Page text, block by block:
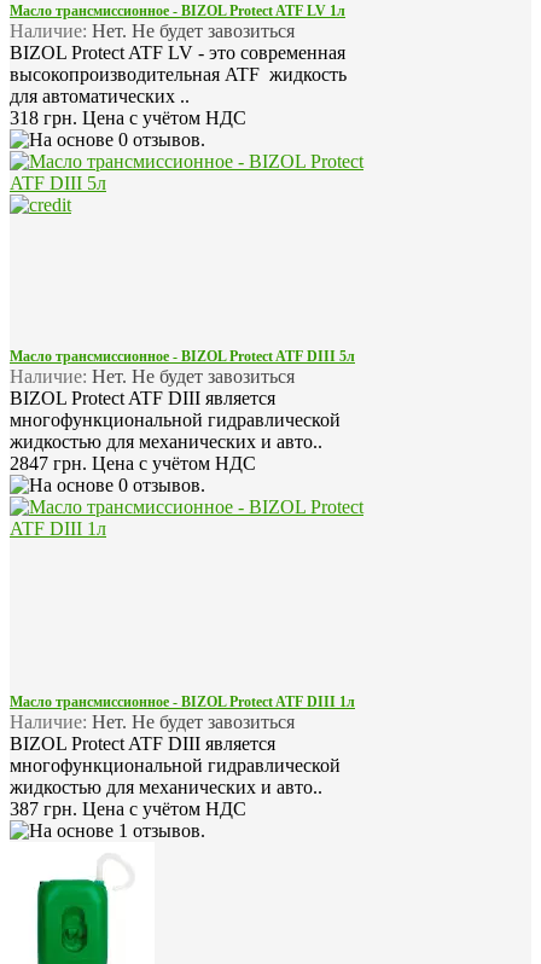
Масло трансмиссионное - BIZOL Protect ATF LV 1л
Наличие: Нет. Не будет завозиться
BIZOL Protect ATF LV - это современная
высокопроизводительная ATF жидкость
для автоматических ..
318 грн. Цена с учётом НДС
Масло трансмиссионное - BIZOL Protect ATF DIII 5л
Наличие: Нет. Не будет завозиться
BIZOL Protect ATF DIII является
многофункциональной гидравлической
жидкостью для механических и авто..
2847 грн. Цена с учётом НДС
Масло трансмиссионное - BIZOL Protect ATF DIII 1л
Наличие: Нет. Не будет завозиться
BIZOL Protect ATF DIII является
многофункциональной гидравлической
жидкостью для механических и авто..
387 грн. Цена с учётом НДС